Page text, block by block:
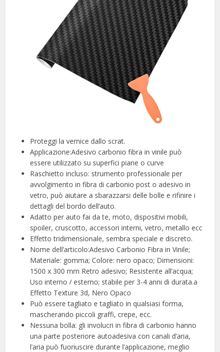
Proteggi la vernice dallo scrat.
Applicazione:Adesivo carbonio fibra in vinile può
essere utilizzato su superfici piane o curve
Raschietto incluso: strumento professionale per
avvolgimento in fibra di carbonio post o adesivo in
vetro, può aiutare a sbarazzarsi delle bolle e rifinire i
dettagli del bordo dell’auto.
Adatto per auto fai da te, moto, dispositivi mobili,
spoiler, cruscotto, accessori interni, vetro, metallo ecc
Effetto tridimensionale, sembra speciale e discreto.
Nome dell’articolo:Adesivo Carbonio Fibra in Vinile;
Materiale: gomma; Colore: nero opaco; Dimensioni:
1500 x 300 mm Retro adesivo; Resistente all’acqua;
Uso interno / esterno; stabile per 3-4 anni di durata.a
Effetto Texture 3d, Nero Opaco
Può essere tagliato e tagliato in qualsiasi forma,
mascherando piccoli graffi, crepe, ecc.
Nessuna bolla: gli involucri in fibra di carbonio hanno
una parte posteriore autoadesiva con canali d’aria,
l’aria può fuoriuscire durante l’applicazione, meglio